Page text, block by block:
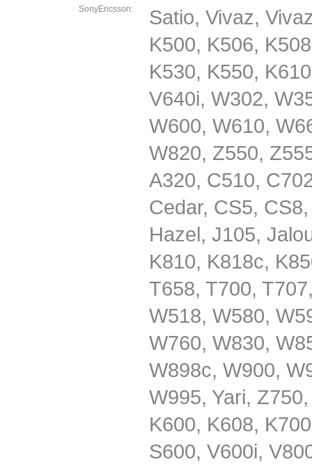
SonyEricsson:
Satio, Vivaz,
K500, K506,
K530, K550,
V640i, W302,
W600, W610,
W820, Z550,
A320, C510,
Cedar, CS5,
Hazel, J105,
K810, K818c,
T658, T700,
W518, W580,
W760, W830,
W898c, W900,
W995, Yari,
K600, K608,
S600, V600i,